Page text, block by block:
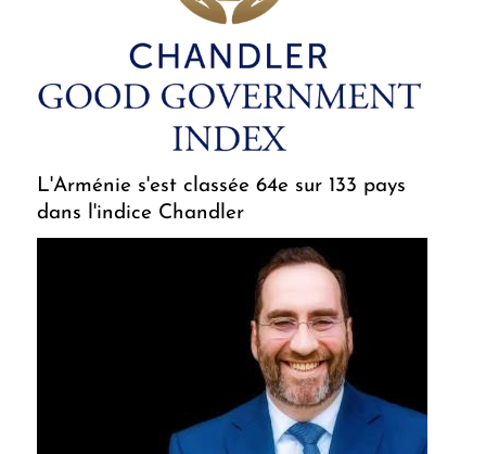
L'Arménie s'est classée 64e sur 133 pays
dans l'indice Chandler